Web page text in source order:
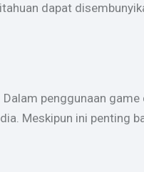
dapat
penggunaan game
Meskipun ini penting